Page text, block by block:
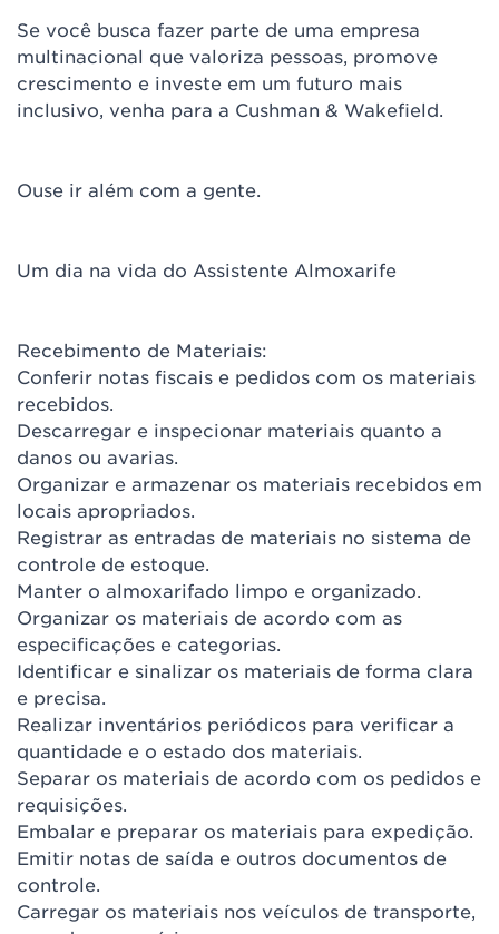
Se você busca fazer parte de uma empresa
multinacional que valoriza pessoas, promove
crescimento e investe em um futuro mais
inclusivo, venha para a Cushman & Wakefield.
Ouse ir além com a gente.
Um dia na vida do Assistente Almoxarife
Recebimento de Materiais:
Conferir notas fiscais e pedidos com os materiais
recebidos.
Descarregar e inspecionar materiais quanto a
danos ou avarias.
Organizar e armazenar os materiais recebidos em
locais apropriados.
Registrar as entradas de materiais no sistema de
controle de estoque.
Manter o almoxarifado limpo e organizado.
Organizar os materiais de acordo com as
especificações e categorias.
Identificar e sinalizar os materiais de forma clara
e precisa.
Realizar inventários periódicos para verificar a
quantidade e o estado dos materiais.
Separar os materiais de acordo com os pedidos e
requisições.
Embalar e preparar os materiais para expedição.
Emitir notas de saída e outros documentos de
controle.
Carregar os materiais nos veículos de transporte,